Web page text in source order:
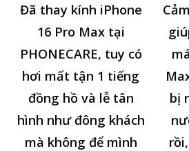
Đã thay kính iPhone
16 Pro Max tại
PHONECARE, tuy có
hơi mất tận 1 tiếng
đồng hồ và lễ tân
hình như đông khách
mà không để mình
bị